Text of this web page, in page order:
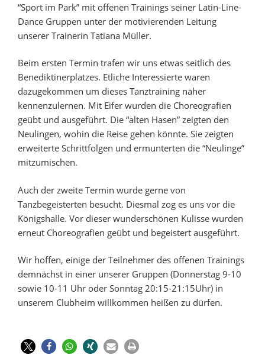
“Sport im Park” mit offenen Trainings seiner Latin-Line-
Dance Gruppen unter der motivierenden Leitung
unserer Trainerin Tatiana Müller.
Beim ersten Termin trafen wir uns etwas seitlich des
Benediktinerplatzes. Etliche Interessierte waren
dazugekommen um dieses Tanztraining näher
kennenzulernen. Mit Eifer wurden die Choreografien
geübt und ausgeführt. Die “alten Hasen” zeigten den
Neulingen, wohin die Reise gehen könnte. Sie zeigten
erweiterte Schrittfolgen und ermunterten die “Neulinge”
mitzumischen.
Auch der zweite Termin wurde gerne von
Tanzbegeisterten besucht. Diesmal zog es uns vor die
Königshalle. Vor dieser wunderschönen Kulisse wurden
erneut Choreografien geübt und begeistert ausgeführt.
Wir hoffen, einige der Teilnehmer des offenen Trainings
demnächst in einer unserer Gruppen (Donnerstag 9-10
sowie 10-11 Uhr oder Sonntag 20:15-21:15Uhr) in
unserem Clubheim willkommen heißen zu dürfen.